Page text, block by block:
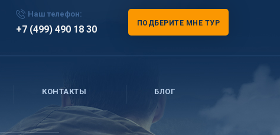
Наш телефон:
+7 (499) 490 18 30
ПОДБЕРИТЕ МНЕ ТУР
КОНТАКТЫ БЛОГ